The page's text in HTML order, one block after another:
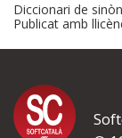
Diccionari de
Publicat amb